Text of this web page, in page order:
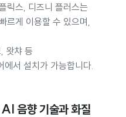
릭스, 디즈니 플러스는
르게 이용할 수 있으며,
왓챠 등
에서 설치가 가능합니다.
음향 기술과 화질